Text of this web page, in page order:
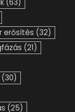
(63)
erősítés (32)
(21)
(30)
(25)